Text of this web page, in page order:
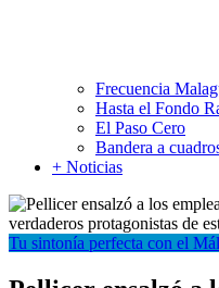
Frecuencia
Hasta el Fondo
El Paso Cero
Bandera a
+ Noticias
Tu sintonía perfecta con el